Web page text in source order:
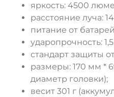
яркость: 4500
расстояние луча:
питание от
ударопрочность:
стандарт защиты
размеры: 170 мм *
диаметр головки);
весит 301 г